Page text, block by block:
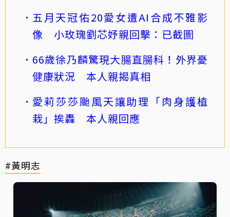
五月天冠佑20愛女遭AI合成不雅影
像 小玫瑰劉芯妤親回擊：已截圖
66歲徐乃麟驚現大腸直腸科！外界憂
健康狀況 本人親揭真相
愛莉莎莎颱風天讓助理「肉身護植
栽」挨轟 本人親回應
#黃明志